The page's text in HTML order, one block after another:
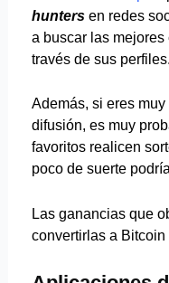
huntersen redes
a buscar las
través de sus perfiles.
Además, si eres
difusión, es muy
favoritos realicen
poco de suerte
Las ganancias que
convertirlas a Bitcoin